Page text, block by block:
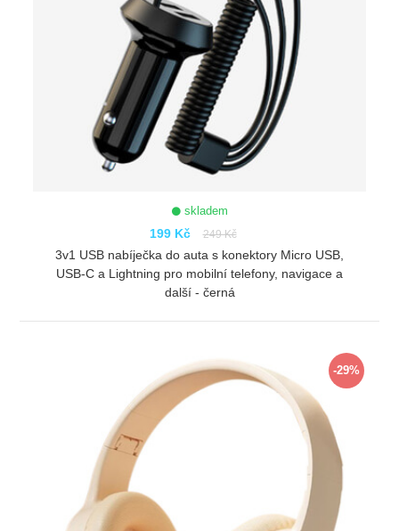
skladem
199 Kč 249 Kč
3v1 USB nabíječka do auta s konektory Micro USB,
USB-C a Lightning pro mobilní telefony, navigace a
další - černá
-29%